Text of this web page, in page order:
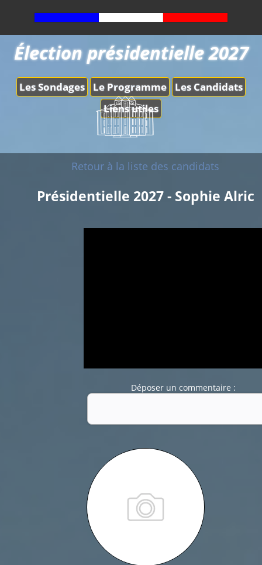
Les Sondages Le Programme
Les Candidats
Liens utiles
Élection présidentielle 2027
Retour à la liste des candidats
Présidentielle 2027 - Sophie Alric
Déposer un commentaire :
Mail :
Fonction de commentaires dédiée au débat
Pas d'insultes. Merci.